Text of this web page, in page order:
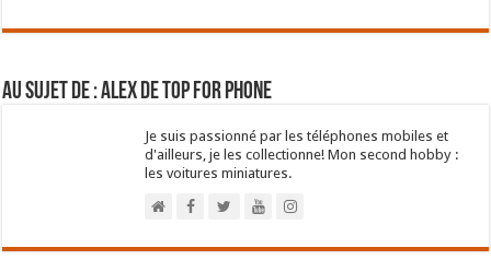
Au sujet de : Alex de Top For Phone
Je suis passionné par les téléphones mobiles et
d'ailleurs, je les collectionne! Mon second hobby :
les voitures miniatures.